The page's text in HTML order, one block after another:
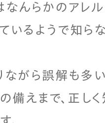
なんらかのアレ
いるようで知ら
がら誤解も多い
えまで、正しく